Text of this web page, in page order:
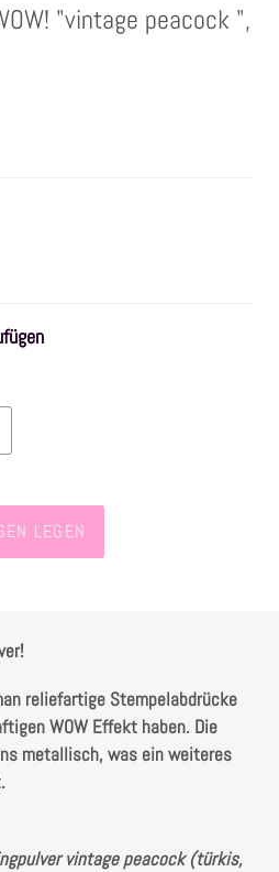
"vintage peacock ",
LEGEN
reliefartige Stempelabdrücke
WOW Effekt haben. Die
metallisch, was ein weiteres
vintage peacock(türkis,